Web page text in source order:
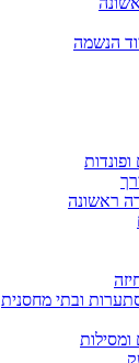
הנשמה
ראשונה
ובתי מחסנית